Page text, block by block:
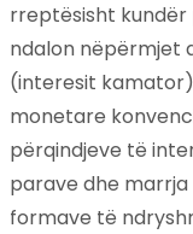
rreptësisht
ndalon nëpërmjet
(interesit
monetare
përqindjeve të
parave dhe
formave të